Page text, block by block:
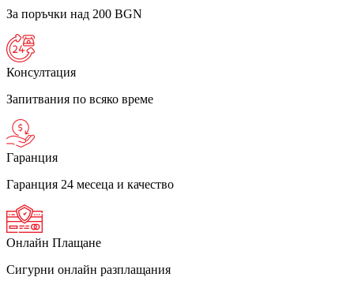
За поръчки над 200 BGN
Консултация
Запитвания по всяко време
Гаранция
Гаранция 24 месеца и качество
Онлайн Плащане
Сигурни онлайн разплащания